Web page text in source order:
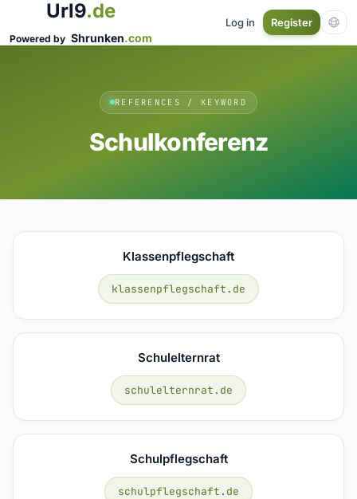
Url9.de
Powered by Shrunken.com
Log in Register
REFERENCES / KEYWORD
Schulkonferenz
Klassenpflegschaft
klassenpflegschaft.de
Schulelternrat
schulelternrat.de
Schulpflegschaft
schulpflegschaft.de